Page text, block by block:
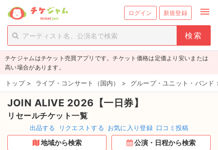
ログイン 新規登録 menu
person_add 新規会員登録
チケットを探す
新着チケット
値下げしたチケット
都道府県からチケットを探す
もうすぐ開催のチケット
チケジャムはチケット売買アプリです。チケット価格は定価より安いまたは
高い場合があります。
トップ > ライブ・コンサート（国内） > グループ・ユニット・バンド
JOIN ALIVE 2026【一日券】
リセールチケット一覧
出品する リクエストする お気に入り登録 口コミ投稿
地域から検索 公演・日程から検索